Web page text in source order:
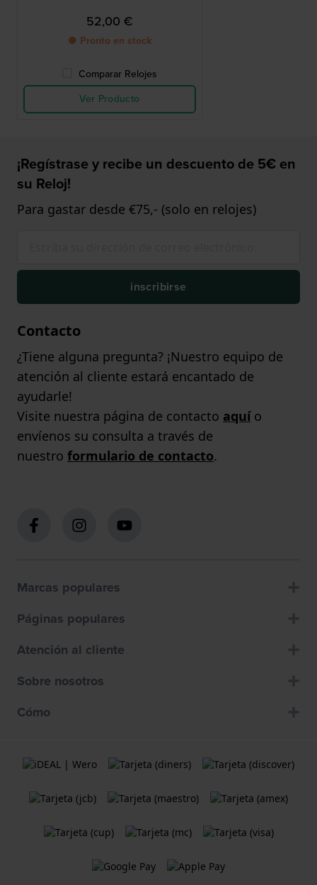
52,00 €
● Pronto en stock
Comparar Relojes
Ver Producto
¡Regístrase y recibe un descuento de 5€ en
su Reloj!
Para gastar desde €75,- (solo en relojes)
inscribirse
Contacto
¿Tiene alguna pregunta? ¡Nuestro equipo de
atención al cliente estará encantado de
ayudarle!
Visite nuestra página de contacto aquío
envíenos su consulta a través de
nuestro formulario de contacto.
Marcas populares
Páginas populares
Atención al cliente
Sobre nosotros
Cómo